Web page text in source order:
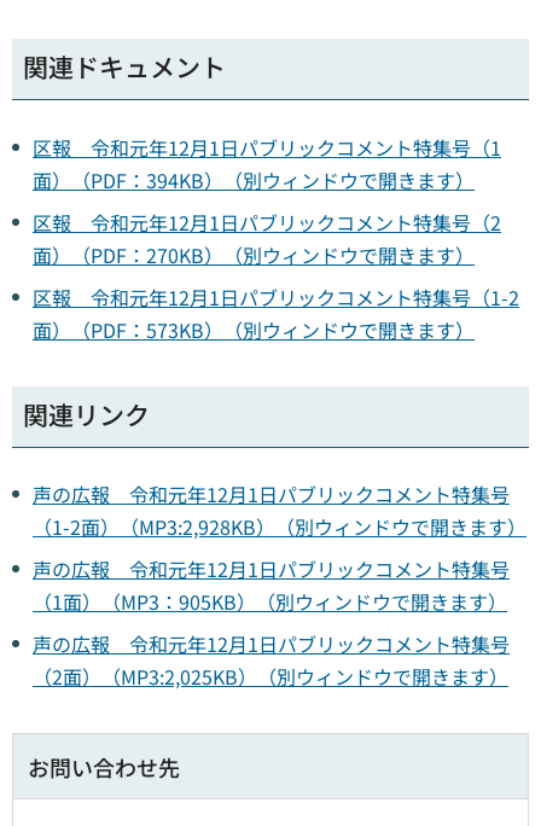
関連ドキュメント
区報 令和元年12月1日パブリックコメント特集号（1
面）（PDF：394KB）（別ウィンドウで開きます）
区報 令和元年12月1日パブリックコメント特集号（2
面）（PDF：270KB）（別ウィンドウで開きます）
区報 令和元年12月1日パブリックコメント特集号（1-2
面）（PDF：573KB）（別ウィンドウで開きます）
関連リンク
声の広報 令和元年12月1日パブリックコメント特集号
（1-2面）（MP3:2,928KB）（別ウィンドウで開きます）
声の広報 令和元年12月1日パブリックコメント特集号
（1面）（MP3：905KB）（別ウィンドウで開きます）
声の広報 令和元年12月1日パブリックコメント特集号
（2面）（MP3:2,025KB）（別ウィンドウで開きます）
お問い合わせ先